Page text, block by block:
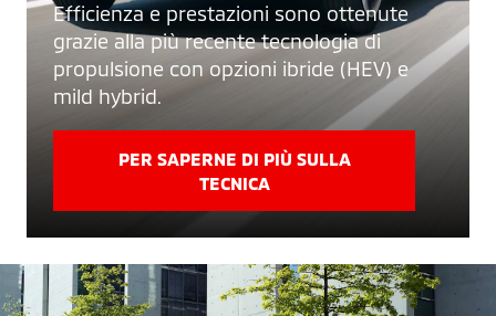
Efficienza e prestazioni sono ottenute
grazie alla più recente tecnologia di
propulsione con opzioni ibride (HEV) e
mild hybrid.
PER SAPERNE DI PIÙ SULLA
TECNICA